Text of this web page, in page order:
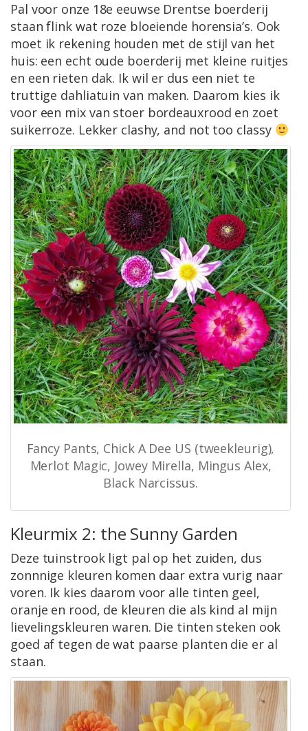
Pal voor onze 18e eeuwse Drentse boerderij
staan flink wat roze bloeiende horensia’s. Ook
moet ik rekening houden met de stijl van het
huis: een echt oude boerderij met kleine ruitjes
en een rieten dak. Ik wil er dus een niet te
truttige dahliatuin van maken. Daarom kies ik
voor een mix van stoer bordeauxrood en zoet
suikerroze. Lekker clashy, and not too classy
Fancy Pants, Chick A Dee US (tweekleurig),
Merlot Magic, Jowey Mirella, Mingus Alex,
Black Narcissus.
Kleurmix 2: the Sunny Garden
Deze tuinstrook ligt pal op het zuiden, dus
zonnnige kleuren komen daar extra vurig naar
voren. Ik kies daarom voor alle tinten geel,
oranje en rood, de kleuren die als kind al mijn
lievelingskleuren waren. Die tinten steken ook
goed af tegen de wat paarse planten die er al
staan.